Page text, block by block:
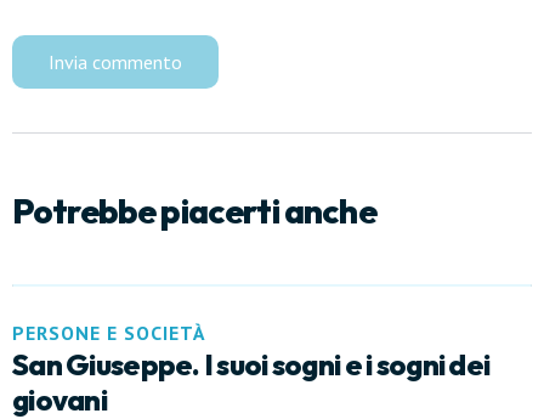
Potrebbe piacerti anche
PERSONE E SOCIETÀ
San Giuseppe. I suoi sogni e i sogni dei
giovani